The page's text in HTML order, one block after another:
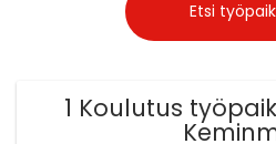
1 Koulutus